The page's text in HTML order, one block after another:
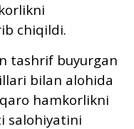
chiqildi.
tashrif buyurgan
bilan alohida
hamkorlikni
salohiyatini